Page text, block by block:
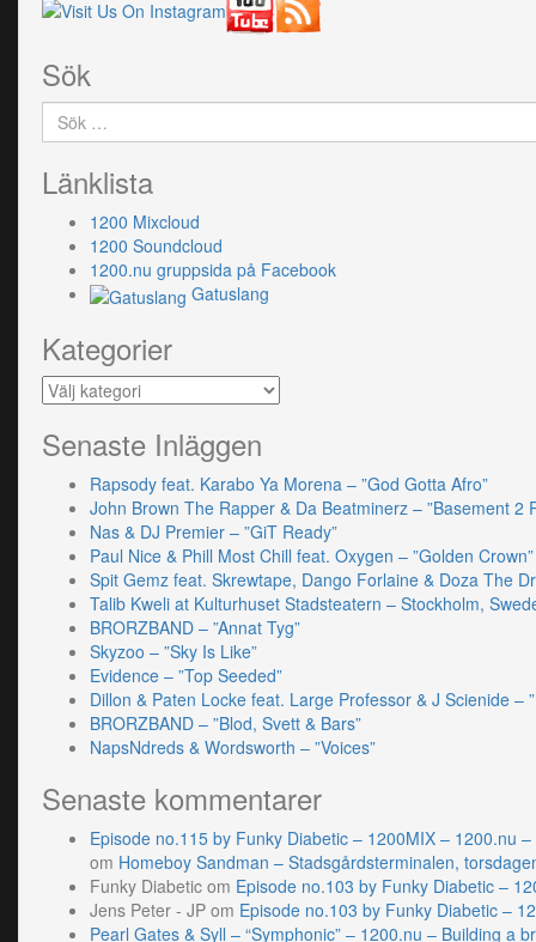
Sök
Sök
efter:
Länklista
1200 Mixcloud
1200 Soundcloud
1200.nu gruppsida på Facebook
Gatuslang
Kategorier
Kategorier
Senaste Inläggen
Rapsody feat. Karabo Ya Morena – ”God Gotta Afro”
John Brown The Rapper & Da Beatminerz – ”Basement 2
Nas & DJ Premier – ”GiT Ready”
Paul Nice & Phill Most Chill feat. Oxygen – ”Golden Crown”
Spit Gemz feat. Skrewtape, Dango Forlaine & Doza The
Talib Kweli at Kulturhuset Stadsteatern – Stockholm,
BRORZBAND – ”Annat Tyg”
Skyzoo – ”Sky Is Like”
Evidence – ”Top Seeded”
Dillon & Paten Locke feat. Large Professor & J Scienide –
BRORZBAND – ”Blod, Svett & Bars”
NapsNdreds & Wordsworth – ”Voices”
Senaste kommentarer
Episode no.115 by Funky Diabetic – 1200MIX – 1200.nu
om Homeboy Sandman – Stadsgårdsterminalen,
Funky Diabetic om Episode no.103 by Funky Diabetic –
Jens Peter - JP om Episode no.103 by Funky Diabetic –
Pearl Gates & Syll – “Symphonic” – 1200.nu – Building a